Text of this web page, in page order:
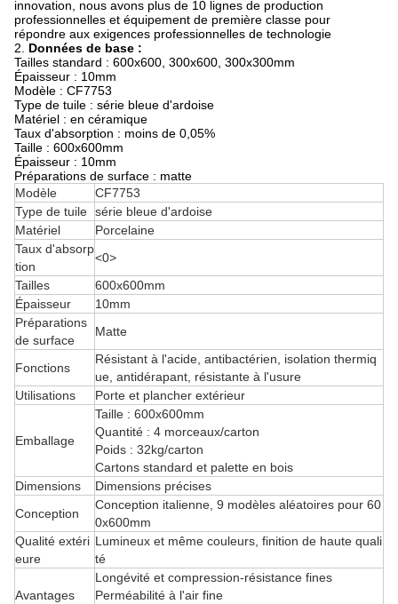
innovation, nous avons plus de 10 lignes de production
professionnelles et équipement de première classe pour
répondre aux exigences professionnelles de technologie
2. Données de base :
Tailles standard : 600x600, 300x600, 300x300mm
Épaisseur : 10mm
Modèle : CF7753
Type de tuile : série bleue d'ardoise
Matériel : en céramique
Taux d'absorption : moins de 0,05%
Taille : 600x600mm
Épaisseur : 10mm
Préparations de surface : matte
Modèle
CF7753
Type de tuile série bleue d'ardoise
Matériel
Porcelaine
Taux d'absorp
tion
<0>
Tailles
600x600mm
Épaisseur
10mm
Préparations
de surface
Matte
Fonctions
Résistant à l'acide, antibactérien, isolation thermiq
ue, antidérapant, résistante à l'usure
Utilisations
Porte et plancher extérieur
Emballage
Taille : 600x600mm
Quantité : 4 morceaux/carton
Poids : 32kg/carton
Cartons standard et palette en bois
Dimensions
Dimensions précises
Conception
Conception italienne, 9 modèles aléatoires pour 60
0x600mm
Qualité extéri
eure
Lumineux et même couleurs, finition de haute quali
té
Avantages
Longévité et compression-résistance fines
Perméabilité à l'air fine